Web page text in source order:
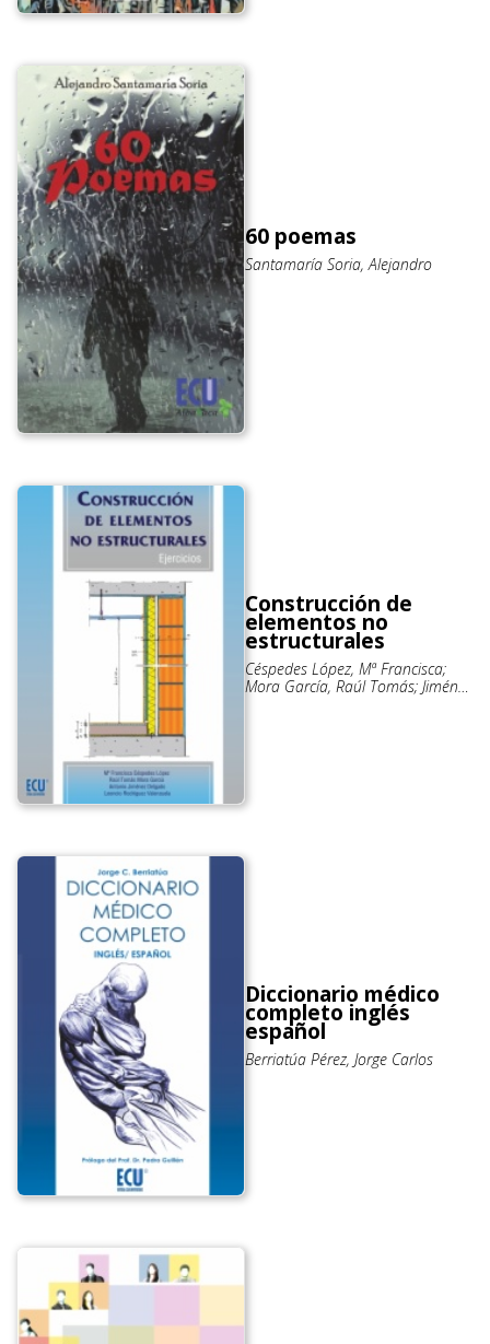
60 poemas
Santamaría Soria, Alejandro
Construcción de
elementos no
estructurales
Céspedes López, Mª Francisca;
Mora García, Raúl Tomás; Jiménez
Diccionario médico
completo inglés
español
Berriatúa Pérez, Jorge Carlos